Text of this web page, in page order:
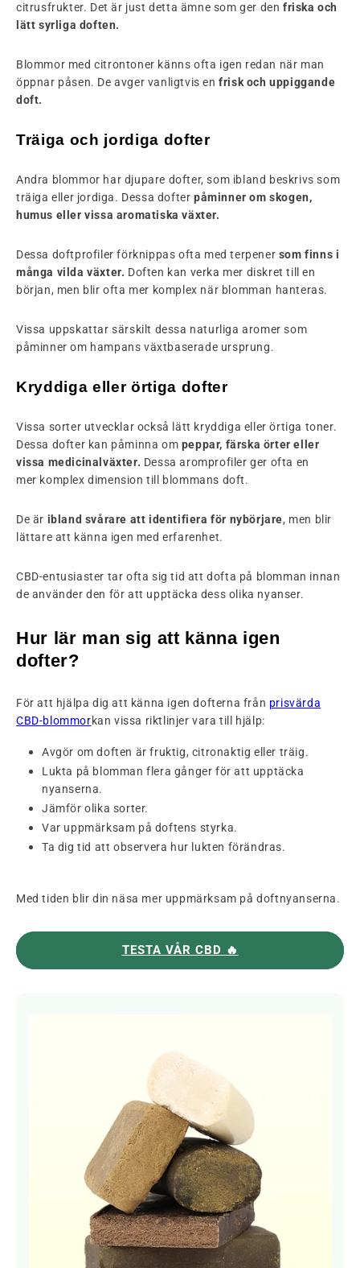
citrusfrukter. Det är just detta ämne som ger denfriska och
lätt syrliga doften.
Blommor med citrontoner känns ofta igen redan när man
öppnar påsen. De avger vanligtvis en frisk och uppiggande
doft.
Träiga och jordiga dofter
Andra blommor har djupare dofter, som ibland beskrivs som
träiga eller jordiga. Dessa dofterpåminner om skogen,
humus eller vissa aromatiska växter.
Dessa doftprofiler förknippas ofta med terpener som finns i
många vilda växter. Doften kan verka mer diskret till en
början, men blir ofta mer komplex när blomman hanteras.
Vissa uppskattar särskilt dessa naturliga aromer som
påminner om hampans växtbaserade ursprung.
Kryddiga eller örtiga dofter
Vissa sorter utvecklar också lätt kryddiga eller örtiga toner.
Dessa dofter kan påminna om peppar, färska örter eller
vissa medicinalväxter. Dessa aromprofiler ger ofta en
mer komplex dimension till blommans doft.
De är ibland svårare att identifiera för nybörjare, men blir
lättare att känna igen med erfarenhet.
CBD-entusiaster tar ofta sig tid att dofta på blomman innan
de använder den för att upptäcka dess olika nyanser.
Hur lär man sig att känna igen
dofter?
För att hjälpa dig att känna igen dofterna från prisvärda
CBD-blommorkan vissa riktlinjer vara till hjälp:
Avgör om doften är fruktig, citronaktig eller träig.
Lukta på blomman flera gånger för att upptäcka
nyanserna.
Jämför olika sorter.
Var uppmärksam på doftens styrka.
Ta dig tid att observera hur lukten förändras.
Med tiden blir din näsa mer uppmärksam på doftnyanserna.
TESTA VÅR CBD 🔥